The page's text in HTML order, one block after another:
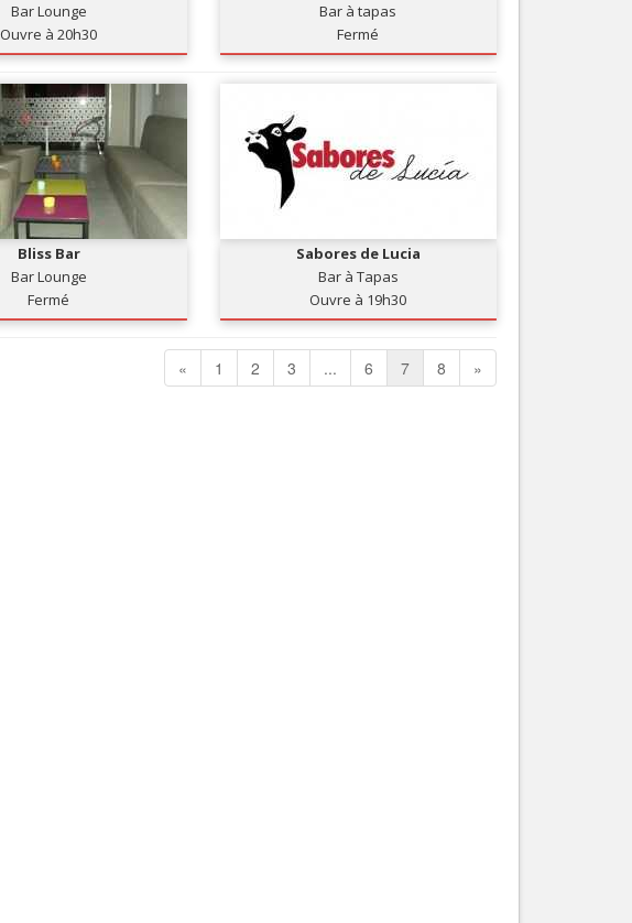
Bar Lounge
Ouvre à 20h30
Bar à tapas
Fermé
Bliss Bar
Bar Lounge
Fermé
Sabores de Lucia
Bar à Tapas
Ouvre à 19h30
« 1 2 3 ... 6 7 8 »